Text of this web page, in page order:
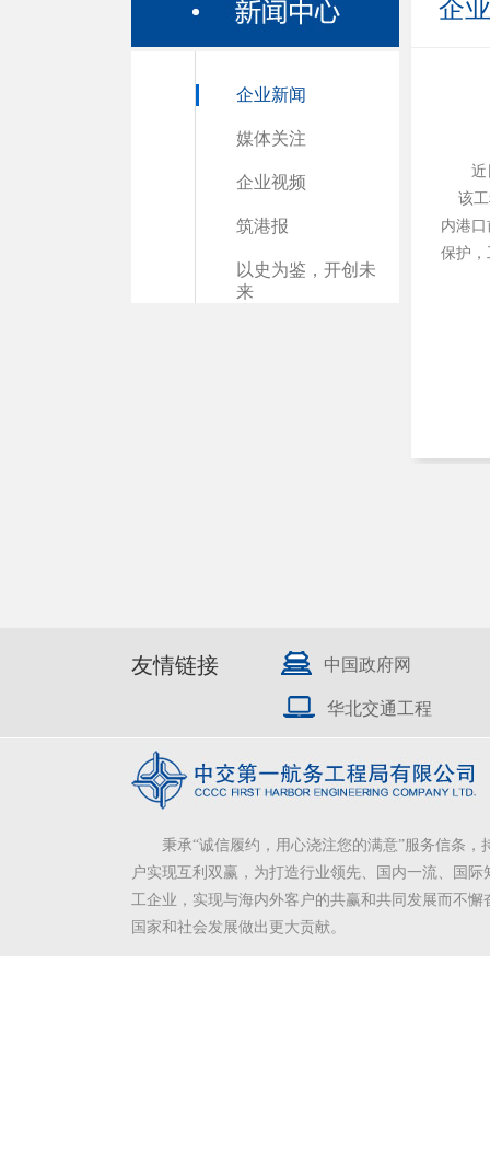
企业新闻
媒体关注
企业视频
筑港报
以史为鉴，开创未
来
企
近
该工
内港
保护
友情链接 中国政府网
华北交通工程
秉承“诚信履约，用心浇注您的满意”服务信条，
户实现互利双赢，为打造行业领先、国内一流、国际
工企业，实现与海内外客户的共赢和共同发展而不懈
国家和社会发展做出更大贡献。